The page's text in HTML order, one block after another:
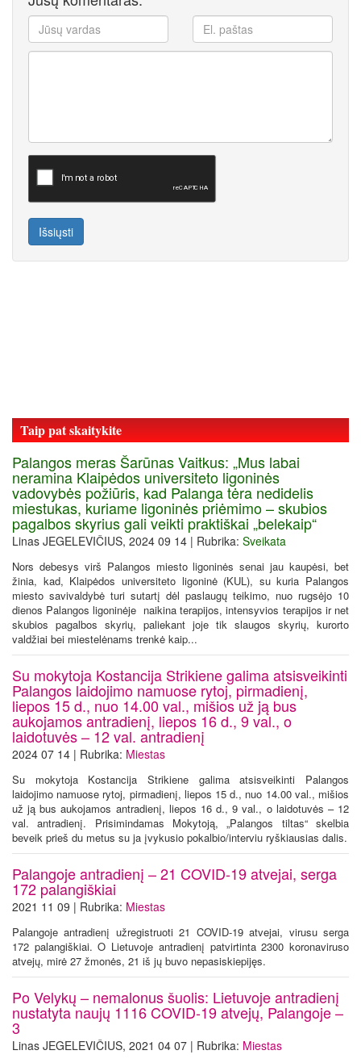
Išsiųsti
Taip pat skaitykite
Palangos meras Šarūnas Vaitkus: „Mus labai
neramina Klaipėdos universiteto ligoninės
vadovybės požiūris, kad Palanga tėra nedidelis
miestukas, kuriame ligoninės priėmimo – skubios
pagalbos skyrius gali veikti praktiškai „belekaip“
Linas JEGELEVIČIUS, 2024 09 14 | Rubrika: Sveikata
Nors debesys virš Palangos miesto ligoninės senai jau kaupėsi, bet
žinia, kad, Klaipėdos universiteto ligoninė (KUL), su kuria Palangos
miesto savivaldybė turi sutartį dėl paslaugų teikimo, nuo rugsėjo 10
dienos Palangos ligoninėje naikina terapijos, intensyvios terapijos ir net
skubios pagalbos skyrių, paliekant joje tik slaugos skyrių, kurorto
valdžiai bei miestelėnams trenkė kaip...
Su mokytoja Kostancija Strikiene galima atsisveikinti
Palangos laidojimo namuose rytoj, pirmadienį,
liepos 15 d., nuo 14.00 val., mišios už ją bus
aukojamos antradienį, liepos 16 d., 9 val., o
laidotuvės – 12 val. antradienį
2024 07 14 | Rubrika: Miestas
Su mokytoja Kostancija Strikiene galima atsisveikinti Palangos
laidojimo namuose rytoj, pirmadienį, liepos 15 d., nuo 14.00 val., mišios
už ją bus aukojamos antradienį, liepos 16 d., 9 val., o laidotuvės – 12
val. antradienį. Prisimindamas Mokytoją, „Palangos tiltas“ skelbia
beveik prieš du metus su ja įvykusio pokalbio/interviu ryškiausias dalis.
Palangoje antradienį – 21 COVID-19 atvejai, serga
172 palangiškiai
2021 11 09 | Rubrika: Miestas
Palangoje antradienį užregistruoti 21 COVID-19 atvejai, virusu serga
172 palangiškiai. O Lietuvoje antradienį patvirtinta 2300 koronaviruso
atvejų, mirė 27 žmonės, 21 iš jų buvo nepasiskiepijęs.
Po Velykų – nemalonus šuolis: Lietuvoje antradienį
nustatyta naujų 1116 COVID-19 atvejų, Palangoje –
3
Linas JEGELEVIČIUS, 2021 04 07 | Rubrika: Miestas